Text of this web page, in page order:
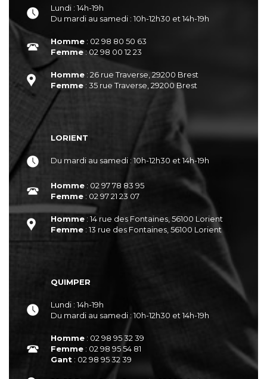
Lundi : 14h-19h
Du mardi au samedi : 10h-12h30 et 14h-19h
Homme : 02 98 80 50 63
Femme: 02 98 00 12 23
Homme : 26 rue Traverse, 29200 Brest
Femme : 35 rue Traverse, 29200 Brest
LORIENT
Du mardi au samedi : 10h-12h30 et 14h-19h
Homme : 02 97 78 83 95
Femme : 02 97 21 23 07
Homme : 14 rue des Fontaines, 56100 Lorient
Femme : 13 rue des Fontaines, 56100 Lorient
QUIMPER
Lundi : 14h-19h
Du mardi au samedi : 10h-12h30 et 14h-19h
Homme : 02 98 95 32 39
Femme : 02 98 95 54 81
Gant : 02 98 95 32 39